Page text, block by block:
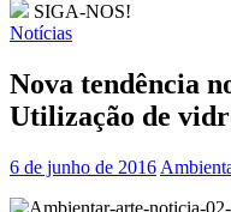
SIGA-NOS!
Notícias
Nova tendência
Utilização de
6 de junho de 2016